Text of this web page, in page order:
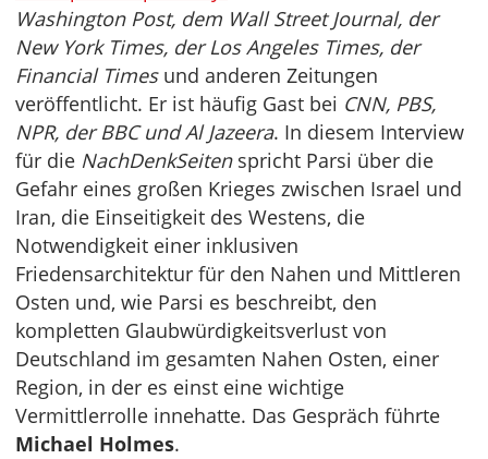
Washington Post, dem Wall Street Journal, der
New York Times, der Los Angeles Times, der
Financial Timesund anderen Zeitungen
veröffentlicht. Er ist häufig Gast bei CNN, PBS,
NPR, der BBC und Al Jazeera. In diesem Interview
für die NachDenkSeitenspricht Parsi über die
Gefahr eines großen Krieges zwischen Israel und
Iran, die Einseitigkeit des Westens, die
Notwendigkeit einer inklusiven
Friedensarchitektur für den Nahen und Mittleren
Osten und, wie Parsi es beschreibt, den
kompletten Glaubwürdigkeitsverlust von
Deutschland im gesamten Nahen Osten, einer
Region, in der es einst eine wichtige
Vermittlerrolle innehatte. Das Gespräch führte
Michael Holmes.